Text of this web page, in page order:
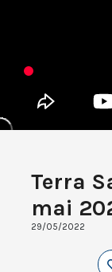
Terra
mai
29/05/2022